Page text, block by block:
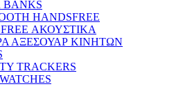
BANKS
HANDSFREE
ΑΚΟΥΣΤΙΚΑ
ΑΞΕΣΟΥΑΡ ΚΙΝΗΤΩΝ
TRACKERS